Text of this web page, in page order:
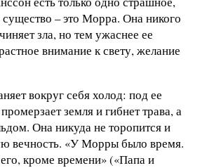
– это Морра. Она никого
зла, но тем ужаснее ее
внимание к свету, желание
вокруг себя холод: под ее
земля и гибнет трава, а
Она никуда не торопится и
вечность. «У Морры было время.
кроме времени» («Папа и